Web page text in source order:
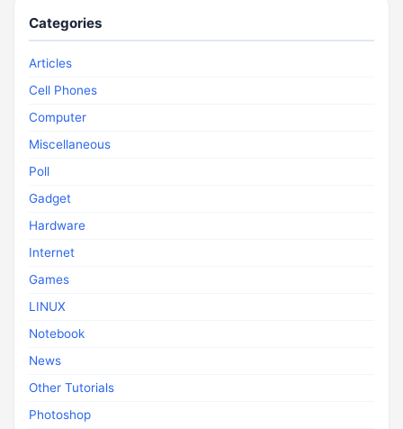
Categories
Articles
Cell Phones
Computer
Miscellaneous
Poll
Gadget
Hardware
Internet
Games
LINUX
Notebook
News
Other Tutorials
Photoshop